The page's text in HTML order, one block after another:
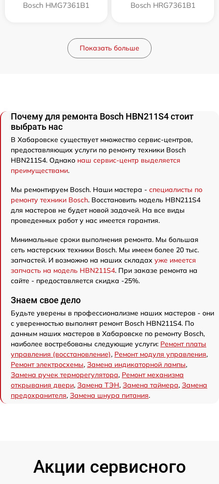
Bosch HMG7361B1 Bosch HRG7361B1
Показать больше
Почему для ремонта Bosch HBN211S4 стоит
выбрать нас
В Хабаровске существует множество сервис-центров,
предоставляющих услуги по ремонту техники Bosch
HBN211S4. Однако наш сервис-центр выделяется
преимуществами.
Мы ремонтируем Bosch. Наши мастера - специалисты по
ремонту техники Bosch. Восстановить модель HBN211S4
для мастеров не будет новой задачей. На все виды
проведенных работ у нас имеется гарантия.
Минимальные сроки выполнения ремонта. Мы большая
сеть мастерских техники Bosch. Мы имеем более 20 тыс.
запчастей. И возможно на наших складах уже имеется
запчасть на модель HBN211S4. При заказе ремонта на
сайте - предоставляется скидка -25%.
Знаем свое дело
Будьте уверены в профессионализме наших мастеров - они
с уверенностью выполнят ремонт Bosch HBN211S4. По
данным наших мастеров в Хабаровске по ремонту Bosch,
наиболее востребованы следующие услуги: Ремонт платы
управления (восстановление), Ремонт модуля управления,
Ремонт электросхемы, Замена индикаторной лампы,
Замена ручек терморегулятора, Ремонт механизма
открывания двери, Замена ТЭН, Замена таймера, Замена
предохранителя, Замена шнура питания.
Акции сервисного